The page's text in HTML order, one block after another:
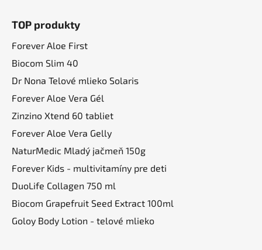
e
p
v
ý
p
s
u
TOP produkty
Forever Aloe First
Biocom Slim 40
Dr Nona Telové mlieko Solaris
Forever Aloe Vera Gél
Zinzino Xtend 60 tabliet
Forever Aloe Vera Gelly
NaturMedic Mladý jačmeň 150g
Forever Kids - multivitamíny pre deti
DuoLife Collagen 750 ml
Biocom Grapefruit Seed Extract 100ml
Goloy Body Lotion - telové mlieko